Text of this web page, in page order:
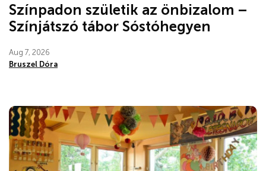
Színpadon születik az önbizalom –
Színjátszó tábor Sóstóhegyen
Aug 7, 2026
Bruszel Dóra